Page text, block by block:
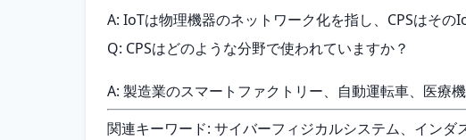
A: IoTは物理機器のネットワーク化を指し、CPSはそ
Q: CPSはどのような分野で使われていますか？
A: 製造業のスマートファクトリー、自動運転車、医療
関連キーワード: サイバーフィジカルシステム、イン